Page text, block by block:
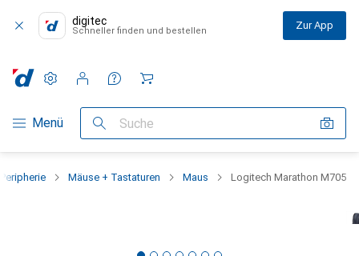
digitec
Schneller finden und bestellen Zur App
Navigation nach Kategorien
Menü Suche
Einstellungen
Kundenkonto
Vergleichslisten
Merklisten
Warenkorb
Peripherie Mäuse + Tastaturen Maus Logitech Marathon M705